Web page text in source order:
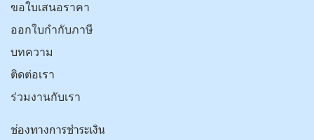
ขอใบเสนอราคา
ออกใบกำกับภาษี
บทความ
ติดต่อเรา
ร่วมงานกับเรา
ช่องทางการชำระเงิน